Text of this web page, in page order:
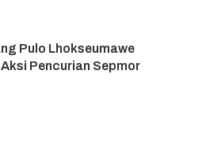
Pulo Lhokseumawe
Pencurian Sepmor